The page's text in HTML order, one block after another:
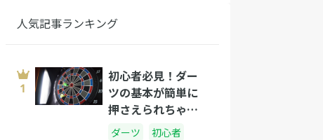
人気記事ランキング
初心者必見！ダー
ツの基本が簡単に
押さえられちゃう
コツって？
ダーツ 初心者